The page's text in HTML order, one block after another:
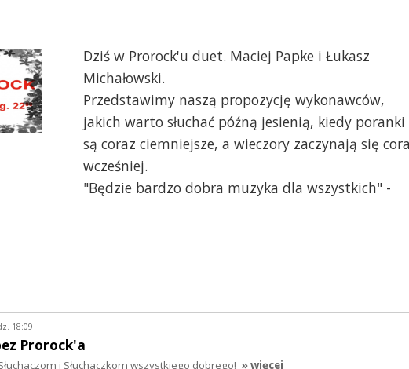
Dziś w Prorock'u duet. Maciej Papke i Łukasz
Michałowski.
Przedstawimy naszą propozycję wykonawców,
jakich warto słuchać późną jesienią, kiedy poranki
są coraz ciemniejsze, a wieczory zaczynają się
wcześniej.
"Będzie bardzo dobra muzyka dla wszystkich" -
18:09
Prorock'a
i Słuchaczkom wszystkiego dobrego! » więcej